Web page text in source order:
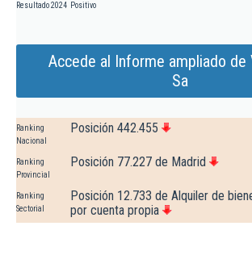
Resultado 2024 Positivo
Accede al Informe ampliado de
Sa
Ranking
Nacional
Posición 442.455
Ranking
Provincial
Posición 77.227 de Madrid
Ranking
Sectorial
Posición 12.733 de Alquiler de
por cuenta propia